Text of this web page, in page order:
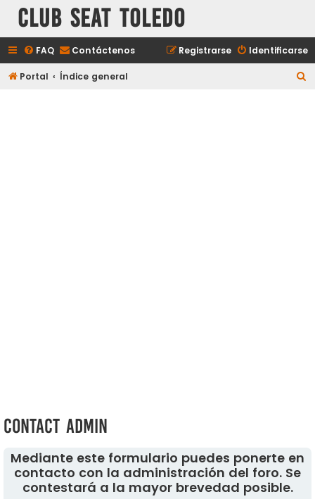
Club Seat Toledo
FAQ Contáctenos Identificarse
Registrarse
Portal Índice general
Contact Admin
Mediante este formulario puedes ponerte en
contacto con la administración del foro. Se
contestará a la mayor brevedad posible.